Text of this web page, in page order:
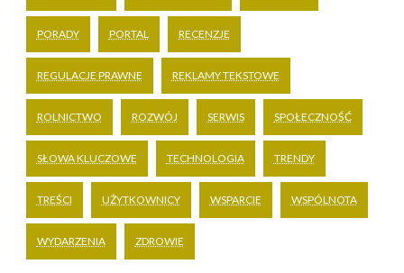
PORADY PORTAL RECENZJE
REGULACJE PRAWNE REKLAMY TEKSTOWE
ROLNICTWO ROZWÓJ SERWIS SPOŁECZNOŚĆ
SŁOWA KLUCZOWE TECHNOLOGIA TRENDY
TREŚCI UŻYTKOWNICY WSPARCIE WSPÓLNOTA
WYDARZENIA ZDROWIE